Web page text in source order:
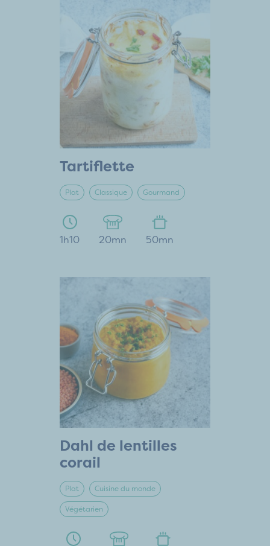
Tartiflette
Plat Classique Gourmand
1h10 20mn 50mn
Dahl de lentilles
corail
Plat Cuisine du monde
Végétarien